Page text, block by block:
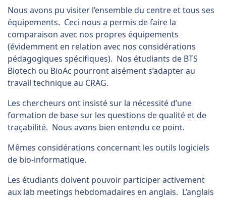
Nous avons pu visiter l’ensemble du centre et tous ses
équipements. Ceci nous a permis de faire la
comparaison avec nos propres équipements
(évidemment en relation avec nos considérations
pédagogiques spécifiques). Nos étudiants de BTS
Biotech ou BioAc pourront aisément s’adapter au
travail technique au CRAG.
Les chercheurs ont insisté sur la nécessité d’une
formation de base sur les questions de qualité et de
traçabilité. Nous avons bien entendu ce point.
Mêmes considérations concernant les outils logiciels
de bio-informatique.
Les étudiants doivent pouvoir participer activement
aux lab meetings hebdomadaires en anglais. L’anglais